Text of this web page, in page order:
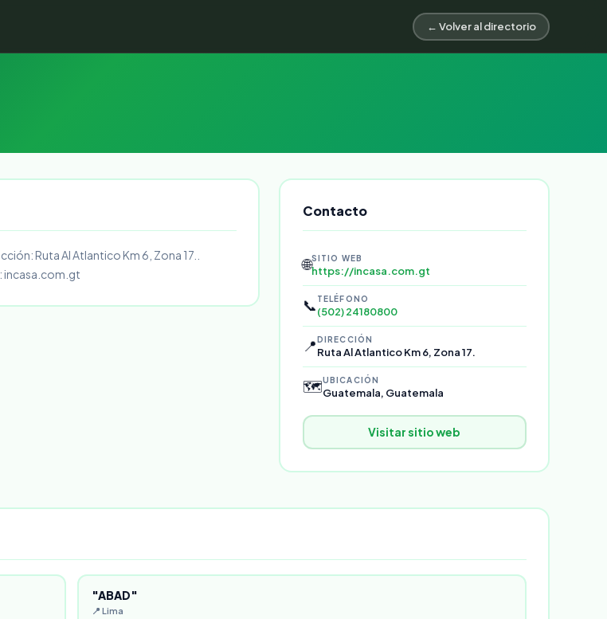
← Volver al directorio
Ruta Al Atlantico Km 6, Zona 17..
incasa.com.gt
Contacto
🌐SITIO WEB
https://incasa.com.gt
📞 TELÉFONO
(502) 24180800
📍DIRECCIÓN
Ruta Al Atlantico Km 6, Zona 17.
🗺️UBICACIÓN
Guatemala, Guatemala
Visitar sitio web
"ABAD"
📍 Lima